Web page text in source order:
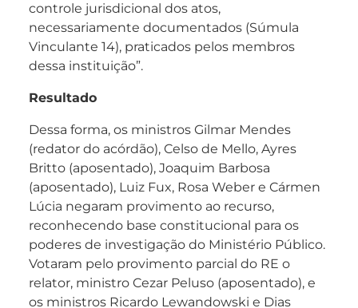
controle jurisdicional dos atos,
necessariamente documentados (Súmula
Vinculante 14), praticados pelos membros
dessa instituição”.
Resultado
Dessa forma, os ministros Gilmar Mendes
(redator do acórdão), Celso de Mello, Ayres
Britto (aposentado), Joaquim Barbosa
(aposentado), Luiz Fux, Rosa Weber e Cármen
Lúcia negaram provimento ao recurso,
reconhecendo base constitucional para os
poderes de investigação do Ministério Público.
Votaram pelo provimento parcial do RE o
relator, ministro Cezar Peluso (aposentado), e
os ministros Ricardo Lewandowski e Dias